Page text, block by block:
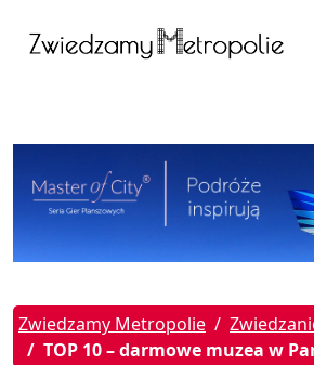
Zwiedzamy Metropolie
TOP 10 – darmowe muzea w